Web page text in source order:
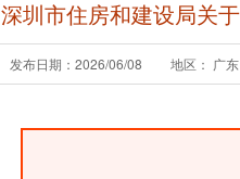
深圳市住房和建设局关
发布日期：2026/06/08 地区： 广